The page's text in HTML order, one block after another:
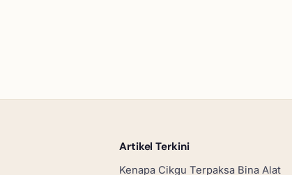
Artikel Terkini
Kenapa Cikgu Terpaksa Bina Alat